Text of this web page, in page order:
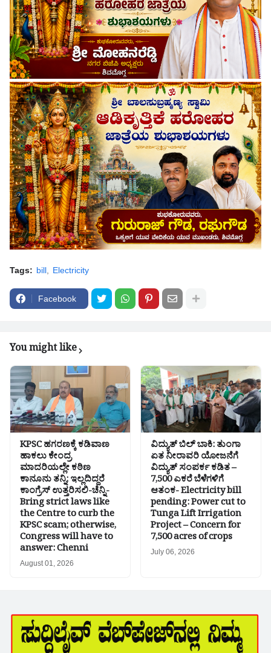
Tags: bill Electricity
Facebook
You might like
KPSC ಹಗರಣಕ್ಕೆ ಕಡಿವಾಣ
ಹಾಕಲು ಕೇಂದ್ರ
ಮಾದರಿಯಲ್ಲೇ ಕಠಿಣ
ಕಾನೂನು ತನ್ನಿ; ಇಲ್ಲದಿದ್ದರೆ
ಕಾಂಗ್ರೆಸ್ ಉತ್ತರಿಸಲಿ-ಚೆನ್ನಿ-
Bring strict laws like
the Centre to curb the
KPSC scam; otherwise,
Congress will have to
answer: Chenni
August 01, 2026
ವಿದ್ಯುತ್ ಬಿಲ್ ಬಾಕಿ: ತುಂಗಾ
ಏತ ನೀರಾವರಿ ಯೋಜನೆಗೆ
ವಿದ್ಯುತ್ ಸಂಪರ್ಕ ಕಡಿತ –
7,500 ಎಕರೆ ಬೆಳೆಗಳಿಗೆ
ಆತಂಕ- Electricity bill
pending: Power cut to
Tunga Lift Irrigation
Project – Concern for
7,500 acres of crops
July 06, 2026